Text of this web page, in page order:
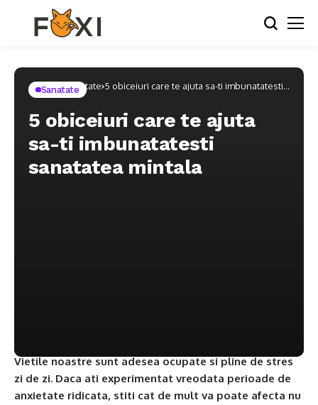
Home Sanatate 5 obiceiuri care te ajuta sa-ti imbunatatesti
Sanatate
5 obiceiuri care te ajuta
sa-ti imbunatatesti
sanatatea mintala
Vietile noastre sunt adesea ocupate si pline de stres
zi de zi. Daca ati experimentat vreodata perioade de
anxietate ridicata, stiti cat de mult va poate afecta nu